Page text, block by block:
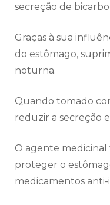
secreção de
Graças à sua
do estômago,
noturna.
Quando tomado
reduzir a secreção
O agente
proteger o
medicamentos